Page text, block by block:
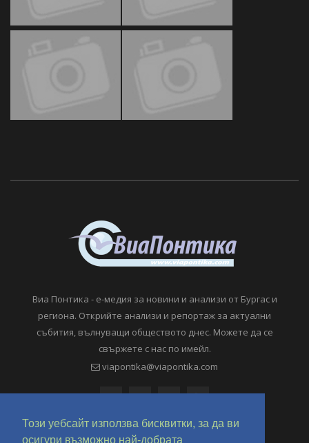
Този уебсайт използва бисквитки, за да ви
осигури възможно най-добрата
Виа Понтика - е-медия за новини и анализи от Бургас и
региона. Открийте анализи и репортаж за актуални
събития, вълнуващи обществото днес. Можете да се
свържете с нас по имейл.
viapontika@viapontika.com